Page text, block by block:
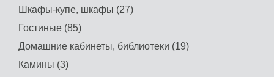
Шкафы-купе, шкафы (27)
Гостиные (85)
Домашние кабинеты, библиотеки (19)
Камины (3)